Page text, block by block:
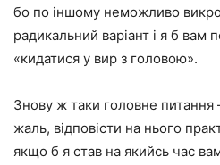
бо по іншому неможливо
радикальний варіант і я б
«кидатися у вир з головою».
Знову ж таки головне
жаль, відповісти на нього
якщо б я став на якийсь час